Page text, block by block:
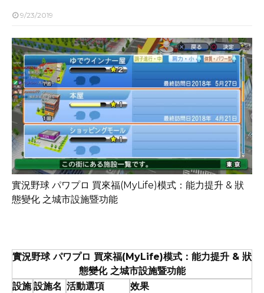
9/23/2019
實況野球 パワプロ 買來福(MyLife)模式：能力提升 & 狀
態變化 之城市設施暨功能
實況野球 パワプロ 買來福(MyLife)模式：能力提升 & 狀
態變化 之城市設施暨功能
設施 設施名 活動選項 效果